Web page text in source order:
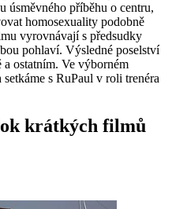
úsměvného příběhu o centru,
homosexuality podobně
vyrovnávají s předsudky
pohlaví. Výsledné poselství
ostatním. Ve výborném
s RuPaul v roli trenéra
krátkých filmů